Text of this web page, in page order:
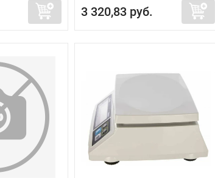
3 320,83 руб.